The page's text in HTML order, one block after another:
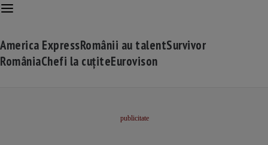
America ExpressRomânii au talentSurvivor
RomâniaChefi la cuțiteEurovison